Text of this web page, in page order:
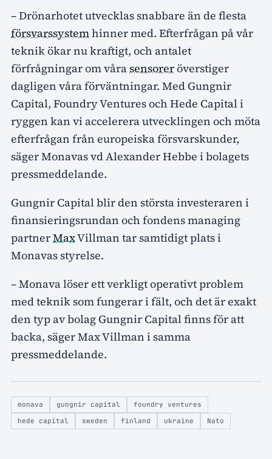
– Drönarhotet utvecklas snabbare än de flesta
försvarssystemhinner med. Efterfrågan på vår
teknik ökar nu kraftigt, och antalet
förfrågningar om vårasensoreröverstiger
dagligen våra förväntningar. Med Gungnir
Capital, Foundry Ventures och Hede Capital i
ryggen kan vi accelerera utvecklingen och möta
efterfrågan från europeiska försvarskunder,
säger Monavas vd Alexander Hebbe i bolagets
pressmeddelande.
Gungnir Capital blir den största investeraren i
finansieringsrundan och fondens managing
partnerMaxVillman tar samtidigt plats i
Monavas styrelse.
– Monava löser ett verkligt operativt problem
med teknik som fungerar i fält, och det är exakt
den typ av bolag Gungnir Capital finns för att
backa, säger Max Villman i samma
pressmeddelande.
monava gungnir capital
foundry ventures
hede capital
sweden finland ukraine Nato